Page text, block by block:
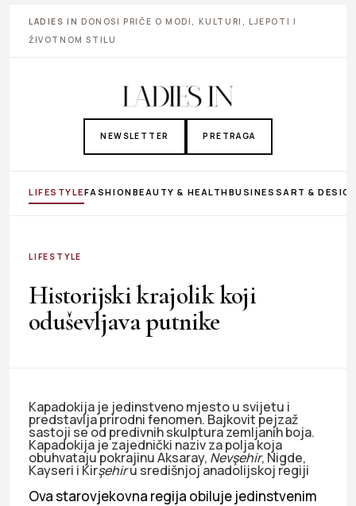
LADIES IN DONOSI PRIČE O MODI, KULTURI, LJEPOTI I
ŽIVOTNOM STILU
NEWSLETTER PRETRAGA
LIFESTYLEFASHIONBEAUTY & HEALTHBUSINESS ART &
LIFESTYLE
Historijski krajolik koji
oduševljava putnike
Kapadokija je jedinstveno mjesto u svijetu i
predstavlja prirodni fenomen. Bajkovit pejzaž
sastoji se od predivnih skulptura zemljanih boja.
Kapadokija je zajednički naziv za polja koja
obuhvataju pokrajinu Aksaray, Nevşehir, Nigde,
Kayseri i Kirşehiru središnjoj anadolijskoj regiji
Ova starovjekovna regija obiluje jedinstvenim